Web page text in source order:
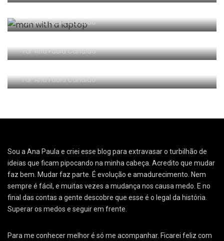
Oi sumido!
PorAna Paula Cândido
A Síndrome do Próximo
PorAna Paula Cândido
Legenda repetida: melhor turma!
PorAna Paula Cândido
Sou a Ana Paula e criei esse blog para extravasar o turbilhão de
ideias que ficam pipocando na minha cabeça. Acredito que mudar
faz bem. Mudar faz parte. É evolução e amadurecimento. Nem
sempre é fácil, e muitas vezes a mudança nos causa medo. E no
final das contas a gente descobre que esse é o legal da história.
Superar os medos e seguir em frente.
Para me conhecer melhor é só me acompanhar. Ficarei feliz com